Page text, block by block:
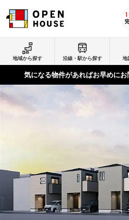
地域から探す 沿線・駅から探す 地
気になる物件があればお早めにお